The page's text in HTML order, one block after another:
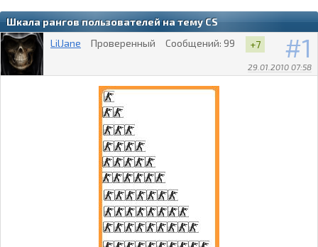
Шкала рангов пользователей на тему CS
1
29.01.2010 07:58
LilJane Проверенный Сообщений: 99 +7